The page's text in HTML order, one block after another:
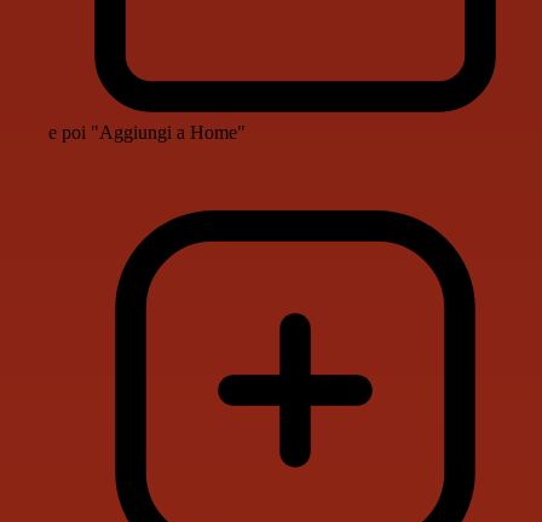
e poi "Aggiungi a Home"